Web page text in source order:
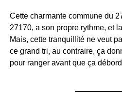
Cette charmante commune du
27170, a son propre rythme, et
Mais, cette tranquillité ne veut
ce grand tri, au contraire, ça
pour ranger avant que ça